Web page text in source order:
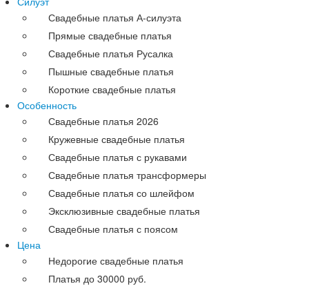
Свадебные платья А-силуэта
Прямые свадебные платья
Свадебные платья Русалка
Пышные свадебные платья
Короткие свадебные платья
Особенность
Свадебные платья 2026
Кружевные свадебные платья
Свадебные платья с рукавами
Свадебные платья трансформеры
Свадебные платья со шлейфом
Эксклюзивные свадебные платья
Свадебные платья с поясом
Цена
Недорогие свадебные платья
Платья до 30000 руб.